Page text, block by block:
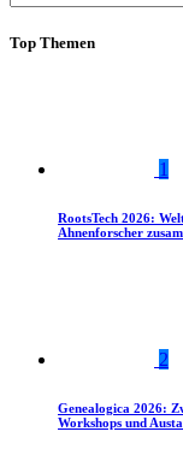
Top Themen
1
RootsTech 2026:
Ahnenforscher
2
Genealogica 2026:
Workshops und